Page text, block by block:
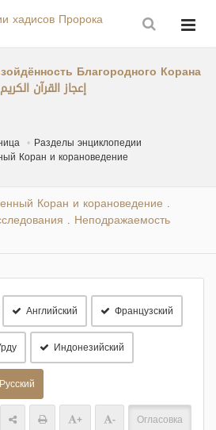
Благородного Корана
- إعجاز القرآن الكريم
Разделы энциклопедии
Коран и корановедение
Коран и корановедение
Неподражаемость
Английский Французский
Индонезийский
Русский
+ - Огласовка